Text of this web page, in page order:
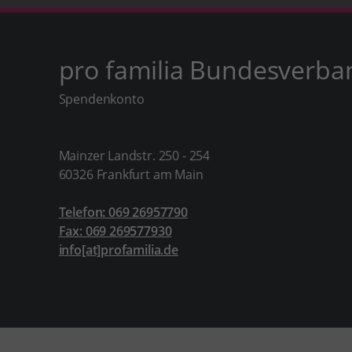
pro familia
Spendenkonto
Mainzer Landstr. 250 - 254
60326 Frankfurt am Main
Telefon: 069 26957790
Fax: 069 269577930
info[at]profamilia.de